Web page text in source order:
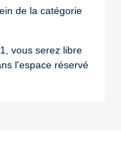
de la catégorie
vous serez libre
l'espace réservé